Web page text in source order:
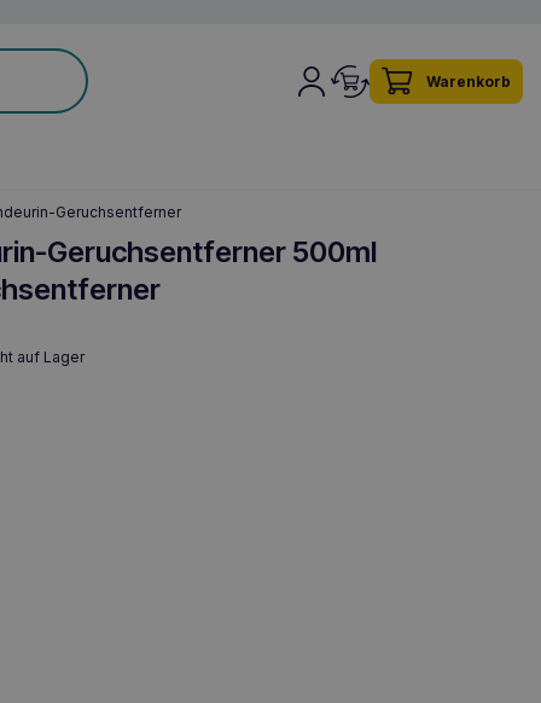
Warenkorb
Geruchsentferner
Geruchsentferner 500ml
auf Lager